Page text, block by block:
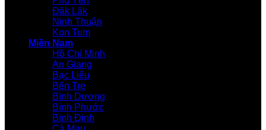
Đăk Lăk
Ninh Thuận
Kon Tum
Miền Nam
Hồ Chí Minh
An Giang
Bạc Liêu
Bến Tre
Bình Dương
Bình Phước
Bình Định